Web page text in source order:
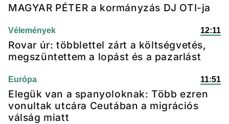
MAGYAR PÉTER a kormányzás DJ OTI-ja
Vélemények 12:11
Rovar úr: többlettel zárt a költségvetés,
megszüntettem a lopást és a pazarlást
Európa 11:51
Elegük van a spanyoloknak: Több ezren
vonultak utcára Ceutában a migrációs
válság miatt